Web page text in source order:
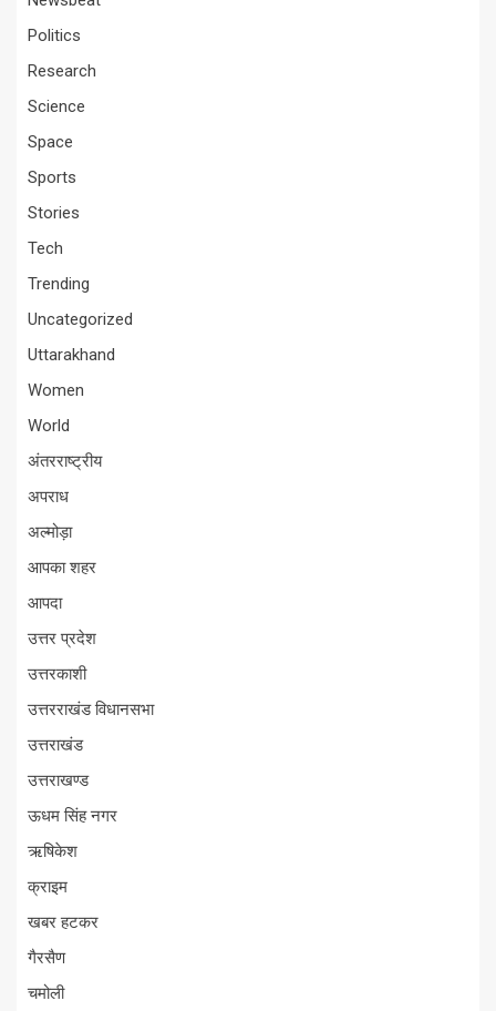
Politics
Research
Science
Space
Sports
Stories
Tech
Trending
Uncategorized
Uttarakhand
Women
World
अंतरराष्ट्रीय
अपराध
अल्मोड़ा
आपका शहर
आपदा
उत्तर प्रदेश
उत्तरकाशी
उत्तरराखंड विधानसभा
उत्तराखंड
उत्तराखण्ड
ऊधम सिंह नगर
ऋषिकेश
क्राइम
खबर हटकर
गैरसैण
चमोली